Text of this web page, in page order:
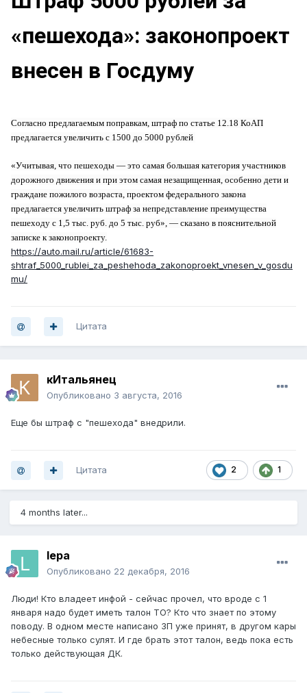
«пешехода»: законопроект
внесен в Госдуму
Согласно предлагаемым поправкам, штраф по статье 12.18 КоАП
предлагается увеличить с 1500 до 5000 рублей
«Учитывая, что пешеходы — это самая большая категория участников
дорожного движения и при этом самая незащищенная, особенно дети и
граждане пожилого возраста, проектом федерального закона
предлагается увеличить штраф за непредставление преимущества
пешеходу с 1,5 тыс. руб. до 5 тыс. руб», — сказано в пояснительной
записке к законопроекту.
https://auto.mail.ru/article/61683-
shtraf_5000_rublei_za_peshehoda_zakonoproekt_vnesen_v_gosdu
mu/
Цитата
кИтальянец
Опубликовано 3 августа, 2016
Еще бы штраф с "пешехода" внедрили.
2 1
Цитата
4 months later...
lepa
Опубликовано 22 декабря, 2016
Люди! Кто владеет инфой - сейчас прочел, что вроде с 1
января надо будет иметь талон ТО? Кто что знает по этому
поводу. В одном месте написано ЗП уже принят, в другом кары
небесные только сулят. И где брать этот талон, ведь пока есть
только действующая ДК.